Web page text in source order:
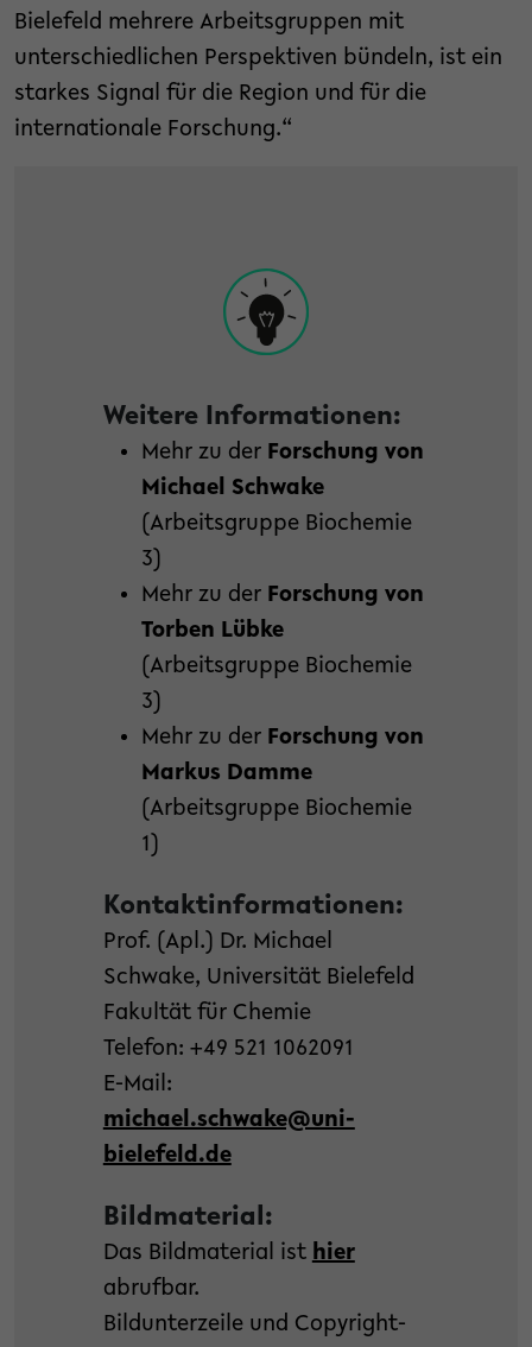
Bielefeld mehrere Arbeitsgruppen mit
unterschiedlichen Perspektiven bündeln, ist ein
starkes Signal für die Region und für die
internationale Forschung.“
Weitere Informationen:
Mehr zu der Forschung von
Michael Schwake
(Arbeitsgruppe Biochemie
3)
Mehr zu der Forschung von
Torben Lübke
(Arbeitsgruppe Biochemie
3)
Mehr zu der Forschung von
Markus Damme
(Arbeitsgruppe Biochemie
1)
Kontaktinformationen:
Prof. (Apl.) Dr. Michael
Schwake, Universität Bielefeld
Fakultät für Chemie
Telefon: +49 521 1062091
E-Mail:
michael.schwake@uni-
bielefeld.de
Bildmaterial:
Das Bildmaterial ist hier
abrufbar.
Bildunterzeile und Copyright-